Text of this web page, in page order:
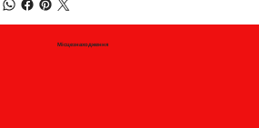
Місцезнаходження